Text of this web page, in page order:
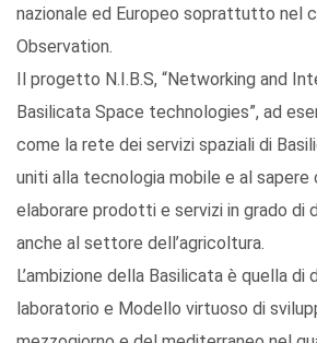
nazionale ed Europeo soprattutto nel
Observation.
Il progetto N.I.B.S, “Networking and
Basilicata Space technologies”, ad
come la rete dei servizi spaziali di
uniti alla tecnologia mobile e al sapere
elaborare prodotti e servizi in grado di
anche al settore dell’agricoltura.
L’ambizione della Basilicata è quella di
laboratorio e Modello virtuoso di